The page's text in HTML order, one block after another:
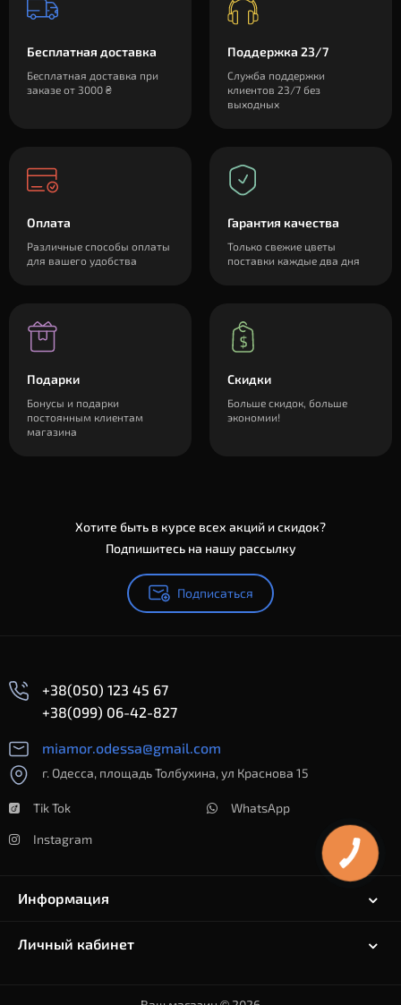
Бесплатная доставка
Бесплатная доставка при
заказе от 3000 ₴
Поддержка 23/7
Служба поддержки
клиентов 23/7 без
выходных
Оплата
Различные способы оплаты
для вашего удобства
Гарантия качества
Только свежие цветы
поставки каждые два дня
Подарки
Бонусы и подарки
постоянным клиентам
магазина
Скидки
Больше скидок, больше
экономии!
Хотите быть в курсе всех акций и скидок?
Подпишитесь на нашу рассылку
Подписаться
+38(050) 123 45 67
+38(099) 06-42-827
miamor.odessa@gmail.com
г. Одесса, площадь Толбухина, ул Краснова 15
Tik Tok
Instagram
WhatsApp
Информация
Личный кабинет